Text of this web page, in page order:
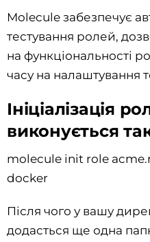
Molecule забезпечує
тестування ролей,
на функціональності
часу на налаштування
Ініціалізація
виконується
molecule init role
docker
Після чого у вашу
додасться ще одна